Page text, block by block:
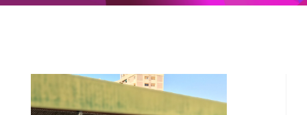
BARCELONA